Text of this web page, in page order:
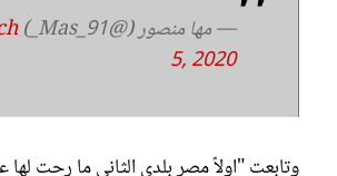
— مها منصور (@Mas_91_)
5, 2020
وتابعت "اولاً مصر بلدي الثاني ما رحت